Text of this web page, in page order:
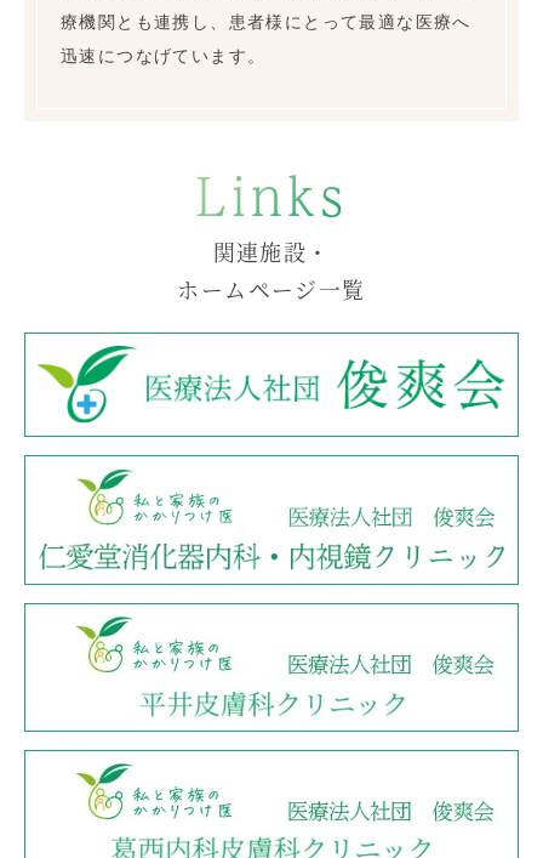
療機関とも連携し、患者様にとって最適な医療へ
迅速につなげています。
Links
関連施設・
ホームページ一覧